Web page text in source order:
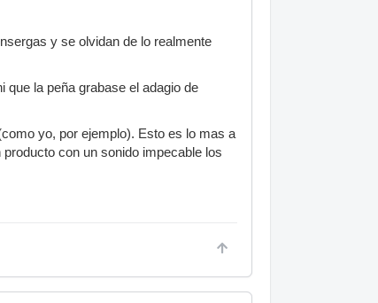
y se olvidan de lo realmente
que la peña grabase el adagio de
yo, por ejemplo). Esto es lo mas a
con un sonido impecable los